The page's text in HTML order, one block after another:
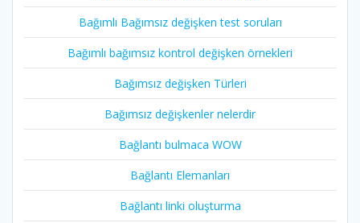
Bağımlı Bağımsız değişken test soruları
Bağımlı bağımsız kontrol değişken örnekleri
Bağımsız değişken Türleri
Bağımsız değişkenler nelerdir
Bağlantı bulmaca WOW
Bağlantı Elemanları
Bağlantı linki oluşturma